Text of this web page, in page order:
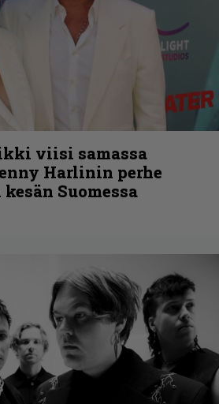
viisi samassa
Harlinin perhe
Suomessa